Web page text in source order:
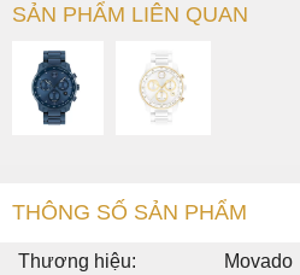
SẢN PHẨM LIÊN QUAN
THÔNG SỐ SẢN PHẨM
Thương hiệu:
Movado